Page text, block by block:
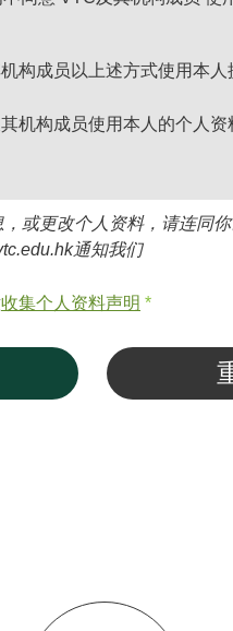
构成员以上述方式使用本
机构成员使用本人的个人
或更改个人资料，请连同
通知我们
收集个人资料声明 *